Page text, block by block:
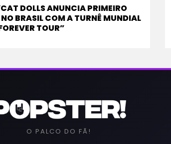
DOLLS ANUNCIA PRIMEIRO
BRASIL COM A TURNÊ MUNDIAL
TOUR”
O PALCO DO FÃ!